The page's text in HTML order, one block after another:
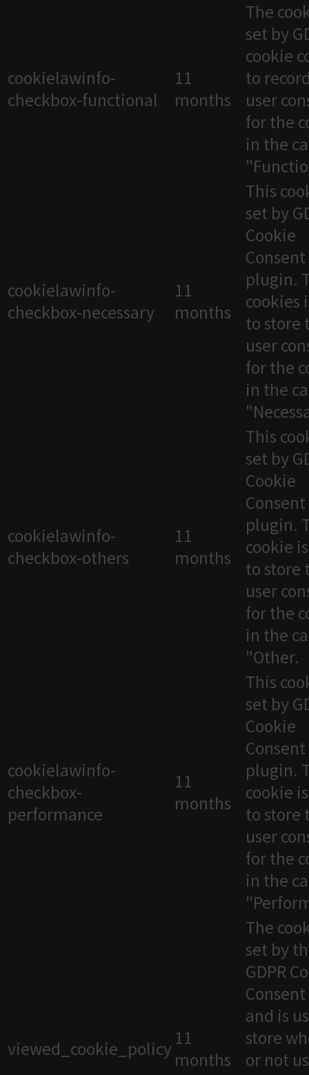
cookielawinfo-
checkbox-functional
11
months
The
set by
cookie
to
user
for the
in the
cookielawinfo-
checkbox-necessary
11
months
This
set by
Cookie
Consent
plugin.
cookies
to store
user
for the
in the
cookielawinfo-
checkbox-others
11
months
This
set by
Cookie
Consent
plugin.
cookie
to store
user
for the
in the
"Other.
cookielawinfo-
checkbox-
performance
11
months
This
set by
Cookie
Consent
plugin.
cookie
to store
user
for the
in the
viewed_cookie_policy 11
months
The
set by
GDPR
and is
store
or not